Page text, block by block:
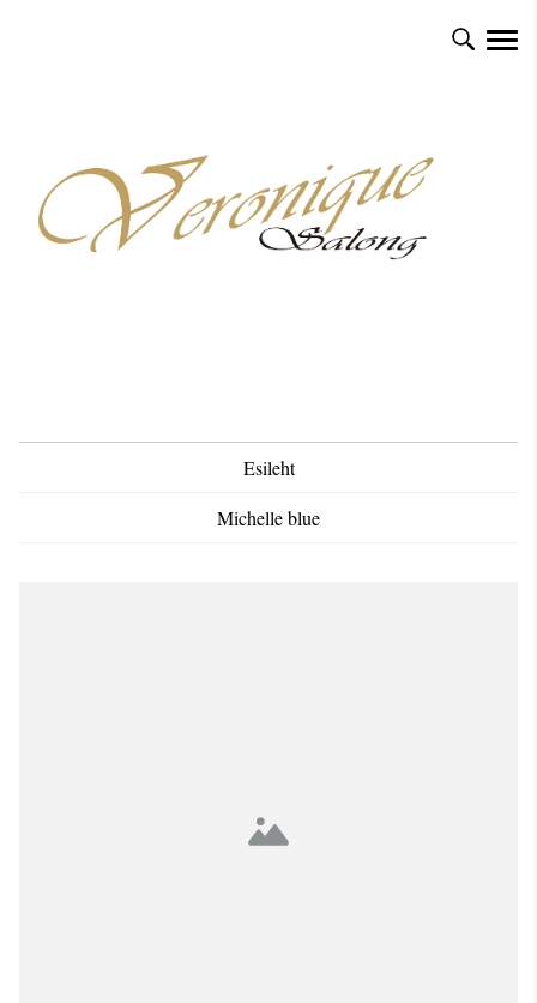
Esileht
Michelle blue